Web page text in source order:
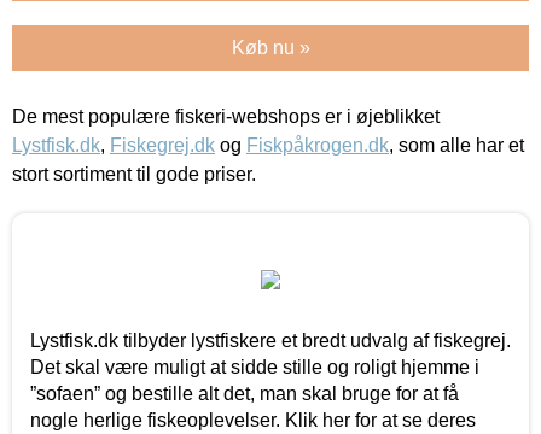
Køb nu »
De mest populære fiskeri-webshops er i øjeblikket
Lystfisk.dk, Fiskegrej.dk og Fiskpåkrogen.dk, som alle har et
stort sortiment til gode priser.
Lystfisk.dk tilbyder lystfiskere et bredt udvalg af fiskegrej.
Det skal være muligt at sidde stille og roligt hjemme i
”sofaen” og bestille alt det, man skal bruge for at få
nogle herlige fiskeoplevelser. Klik her for at se deres